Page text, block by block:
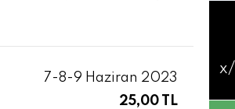
7-8-9 Haziran 2023
25,00 TL
x/